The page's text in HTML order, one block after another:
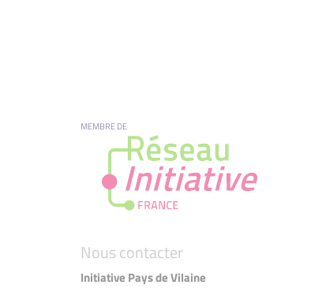
MEMBRE DE
Nous contacter
Initiative Pays de Vilaine